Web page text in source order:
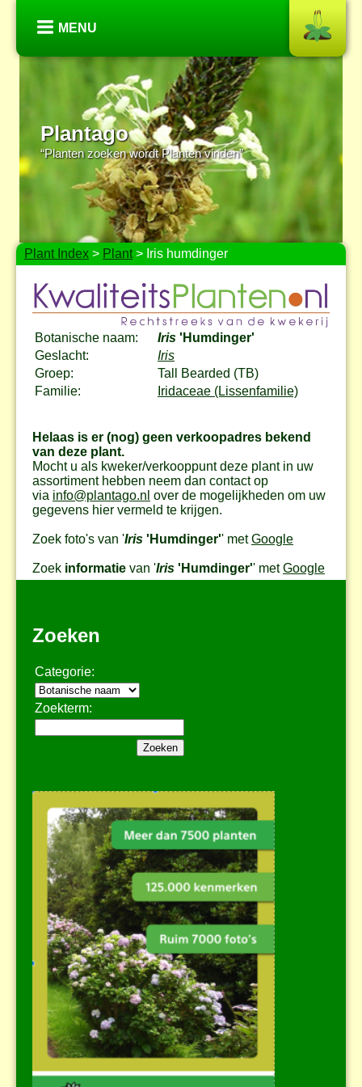
MENU
Plantago
“Planten zoeken wordt Planten vinden”
Plant Index > Plant> Iris humdinger
Botanische naam: Iris 'Humdinger'
Geslacht:
Iris
Groep:
Tall Bearded (TB)
Familie:
Iridaceae (Lissenfamilie)
Helaas is er (nog) geen verkoopadres bekend
van deze plant.
Mocht u als kweker/verkooppunt deze plant in uw
assortiment hebben neem dan contact op
via info@plantago.nl over de mogelijkheden om uw
gegevens hier vermeld te krijgen.
Zoek foto's van 'Iris 'Humdinger'' metGoogle
Zoek informatie van 'Iris 'Humdinger'' metGoogle
Zoeken
Categorie:
Zoekterm: